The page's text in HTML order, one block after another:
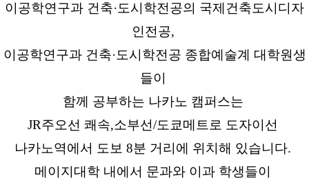
이공학연구과 건축·도시학전공의 국제건축도시디자
인전공,
이공학연구과 건축·도시학전공 종합예술계 대학원생
들이
함께 공부하는 나카노 캠퍼스는
JR주오선 쾌속,소부선/도쿄메트로 도자이선
나카노역에서 도보 8분 거리에 위치해 있습니다.
메이지대학 내에서 문과와 이과 학생들이